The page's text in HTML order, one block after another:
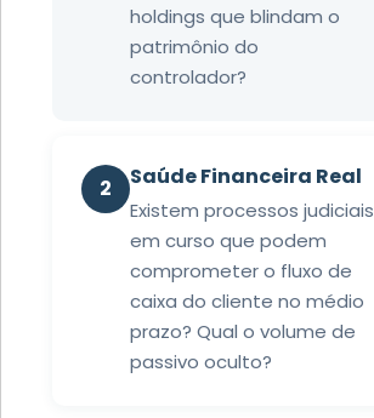
holdings que blindam o
patrimônio do
controlador?
2 Saúde Financeira Real
Existem processos judiciais
em curso que podem
comprometer o fluxo de
caixa do cliente no médio
prazo? Qual o volume de
passivo oculto?